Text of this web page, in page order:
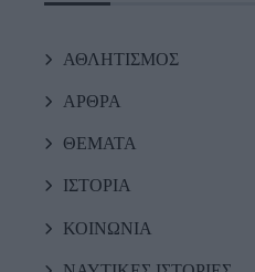
ΑΘΛΗΤΙΣΜΟΣ
ΑΡΘΡΑ
ΘΕΜΑΤΑ
ΙΣΤΟΡΙΑ
ΚΟΙΝΩΝΙΑ